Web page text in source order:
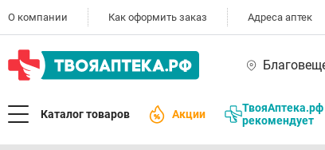
О компании Как оформить заказ Адреса аптек
Каталог товаров Акции
ТвояАптека.рф
рекомендует